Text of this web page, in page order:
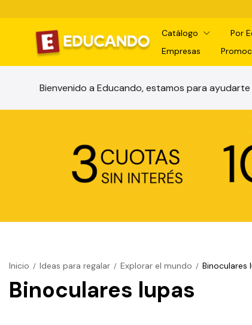
Catálogo Por
Empresas
Bienvenido a Educando, estamos para
Inicio / Ideas para regalar / Explorar el mundo / Binoculares
Binoculares lupas